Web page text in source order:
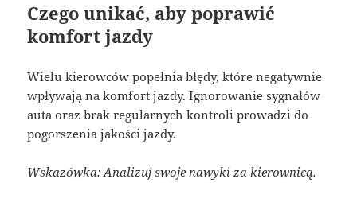
Czego unikać, aby poprawić
komfort jazdy
Wielu kierowców popełnia błędy, które negatywnie
wpływają na komfort jazdy. Ignorowanie sygnałów
auta oraz brak regularnych kontroli prowadzi do
pogorszenia jakości jazdy.
Wskazówka: Analizuj swoje nawyki za kierownicą.